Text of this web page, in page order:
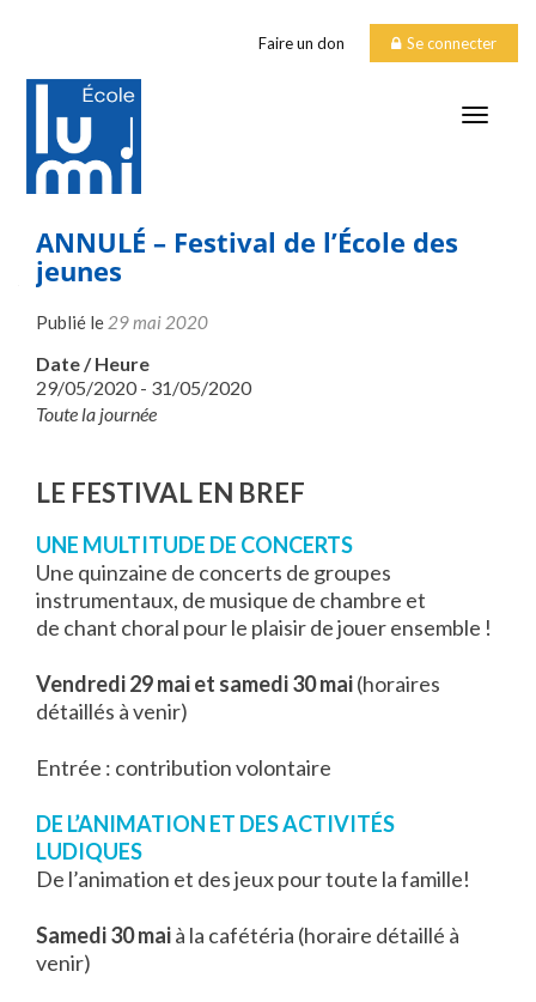
Faire un don Se connecter
ANNULÉ – Festival de l’École des
jeunes
Publié le 29 mai 2020
Date / Heure
29/05/2020 - 31/05/2020
Toute la journée
LE FESTIVAL EN BREF
UNE MULTITUDE DE CONCERTS
Une quinzaine de concerts de groupes
instrumentaux, de musique de chambre et
de chant choral pour le plaisir de jouer ensemble !
Vendredi 29 mai et samedi 30 mai(horaires
détaillés à venir)
Entrée : contribution volontaire
DE L’ANIMATION ET DES ACTIVITÉS
LUDIQUES
De l’animation et des jeux pour toute la famille!
Samedi 30 maià la cafétéria (horaire détaillé à
venir)